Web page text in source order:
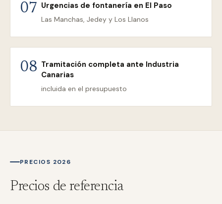
07 Urgencias de fontanería en El Paso
Las Manchas, Jedey y Los Llanos
08 Tramitación completa ante Industria
Canarias
incluida en el presupuesto
PRECIOS 2026
Precios de referencia